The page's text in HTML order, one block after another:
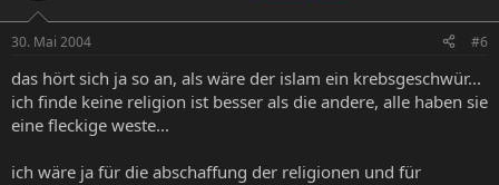
30. Mai 2004 #6
das hört sich ja so an, als wäre der islam ein krebsgeschwür...
ich finde keine religion ist besser als die andere, alle haben sie
eine fleckige weste...
ich wäre ja für die abschaffung der religionen und für